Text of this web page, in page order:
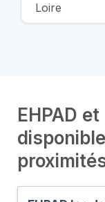
Loire
EHPAD